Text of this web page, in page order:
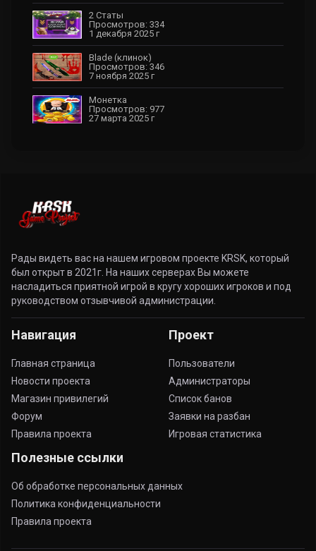
2 Статы
Просмотров: 334
1 декабря 2025 г
Blade (клинок)
Просмотров: 346
7 ноября 2025 г
Монетка
Просмотров: 977
27 марта 2025 г
Рады видеть вас на нашем игровом проекте KRSK, который
был открыт в 2021г. На наших серверах Вы можете
насладиться приятной игрой в кругу хороших игроков и под
руководством отзывчивой администрации.
Навигация
Главная страница
Новости проекта
Магазин привилегий
Форум
Правила проекта
Проект
Пользователи
Администраторы
Список банов
Заявки на разбан
Игровая статистика
Полезные ссылки
Об обработке персональных данных
Политика конфиденциальности
Правила проекта